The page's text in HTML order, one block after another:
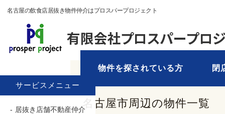
名古屋の飲食店居抜き物件仲介はプロスパープロジェクト
物件を探されている方 閉
名古屋市周辺の物件一覧
サービスメニュー
居抜き店舗不動産仲介